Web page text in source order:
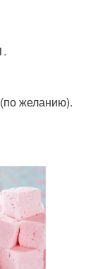
желанию).